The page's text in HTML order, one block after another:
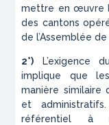
mettre en œuvre
des cantons
de l’Assemblée
2°) L’exigence
implique que
manière similaire
et
référentiel à